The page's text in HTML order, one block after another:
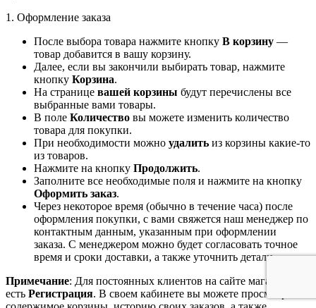
1. Оформление заказа
После выбора товара нажмите кнопку В корзину —
товар добавится в вашу корзину.
Далее, если вы закончили выбирать товар, нажмите
кнопку Корзина.
На странице вашей корзины будут перечислены все
выбранные вами товары.
В поле Количество вы можете изменить количество
товара для покупки.
При необходимости можно удалить из корзины какие-то
из товаров.
Нажмите на кнопку Продолжить.
Заполните все необходимые поля и нажмите на кнопку
Оформить заказ.
Через некоторое время (обычно в течение часа) после
оформления покупки, с вами свяжется наш менеджер по
контактным данным, указанным при оформлении
заказа. С менеджером можно будет согласовать точное
время и сроки доставки, а также уточнить детали.
Примечание: Для постоянных клиентов на сайте магазина
есть Регистрация. В своем кабинете вы можете просмотреть